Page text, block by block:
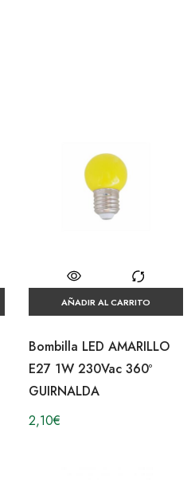
AÑADIR AL CARRITO
Bombilla LED AMARILLO
E27 1W 230Vac 360º
GUIRNALDA
2,10€